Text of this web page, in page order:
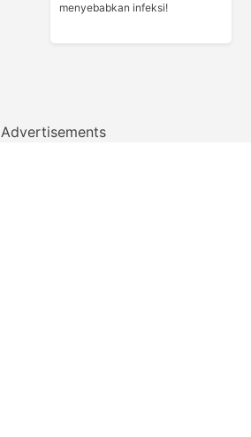
menyebabkan infeksi!
Advertisements